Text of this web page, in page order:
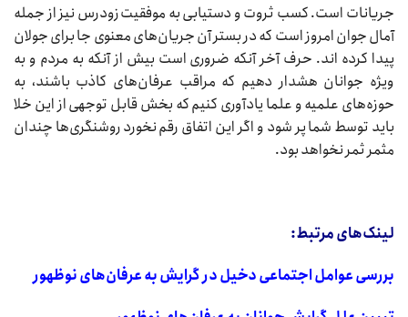
جریانات است. کسب ثروت و دستیابی به موفقیت زودرس نیز از جمله
آمال جوان امروز است که در بستر آن جریان‌های معنوی جا برای جولان
پیدا کرده اند. حرف آخر آنکه ضروری است بیش از آنکه به مردم و به
ویژه جوانان هشدار دهیم که مراقب عرفان‌های کاذب باشند، به
حوزه‌های علمیه و علما یادآوری کنیم که بخش قابل توجهی از این خلا
باید توسط شما پر شود و اگر این اتفاق رقم نخورد روشنگری‌ها چندان
مثمر ثمر نخواهد بود.
لینک‌های مرتبط:
بررسی عوامل اجتماعی دخیل در گرایش به عرفان‌های نوظهور